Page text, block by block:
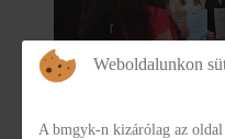
Siker a K&H Csoport
Társadalomért
Weboldalunkon
A bmgyk-n kizárólag az oldal